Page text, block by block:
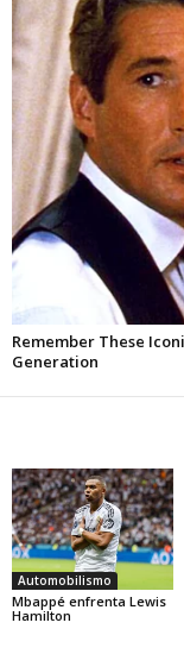
Automobilismo
Mbappé enfrenta Lewis
Hamilton